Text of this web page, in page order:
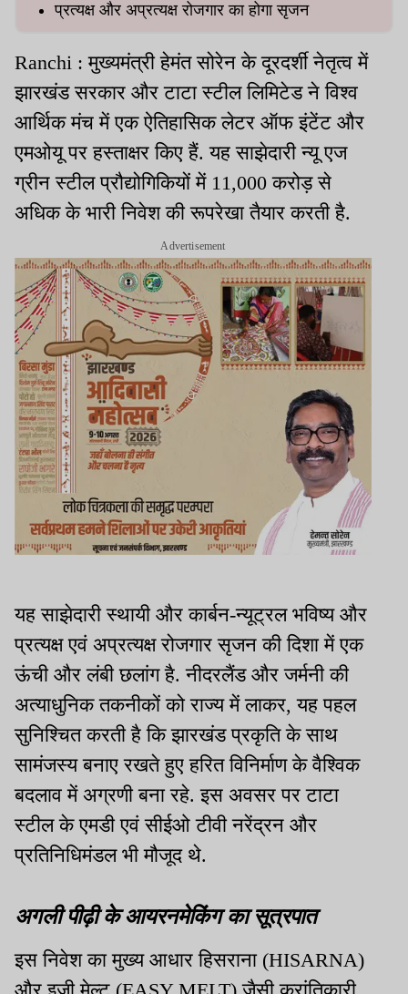
प्रत्यक्ष और अप्रत्यक्ष रोजगार का होगा सृजन
Ranchi : मुख्यमंत्री हेमंत सोरेन के दूरदर्शी नेतृत्व में
झारखंड सरकार और टाटा स्टील लिमिटेड ने विश्व
आर्थिक मंच में एक ऐतिहासिक लेटर ऑफ इंटेंट और
एमओयू पर हस्ताक्षर किए हैं. यह साझेदारी न्यू एज
ग्रीन स्टील प्रौद्योगिकियों में 11,000 करोड़ से
अधिक के भारी निवेश की रूपरेखा तैयार करती है.
Advertisement
यह साझेदारी स्थायी और कार्बन-न्यूट्रल भविष्य और
प्रत्यक्ष एवं अप्रत्यक्ष रोजगार सृजन की दिशा में एक
ऊंची और लंबी छलांग है. नीदरलैंड और जर्मनी की
अत्याधुनिक तकनीकों को राज्य में लाकर, यह पहल
सुनिश्चित करती है कि झारखंड प्रकृति के साथ
सामंजस्य बनाए रखते हुए हरित विनिर्माण के वैश्विक
बदलाव में अग्रणी बना रहे. इस अवसर पर टाटा
स्टील के एमडी एवं सीईओ टीवी नरेंद्रन और
प्रतिनिधिमंडल भी मौजूद थे.
अगली पीढ़ी के आयरनमेकिंग का सूत्रपात
इस निवेश का मुख्य आधार हिसराना (HISARNA)